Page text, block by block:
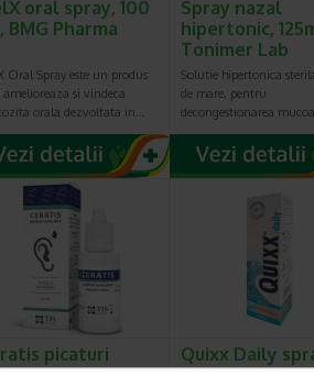
oral spray, 100
BMG Pharma
Oral Spray este un produs
amelioreaza si vindeca
orala dezvoltata in…
Spray nazal
hipertonic,
Tonimer Lab
Solutie hipertonica
de mare, pentru
decongestionarea
picaturi
20 ml, Tis
Quixx Daily
nazal izotonic,